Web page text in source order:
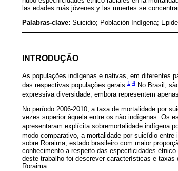
las edades más jóvenes y las muertes se
Palabras-clave: Suicidio; Población Indígena;
INTRODUÇÃO
As populações indígenas e nativas, em diferentes
das respectivas populações gerais.1-4 No Brasil,
expressiva diversidade, embora representem
No período 2006-2010, a taxa de mortalidade por
vezes superior àquela entre os não indígenas. Os
apresentaram explícita sobremortalidade indígena
modo comparativo, a mortalidade por suicídio entre
sobre Roraima, estado brasileiro com maior
conhecimento a respeito das especificidades
deste trabalho foi descrever características e
Roraima.